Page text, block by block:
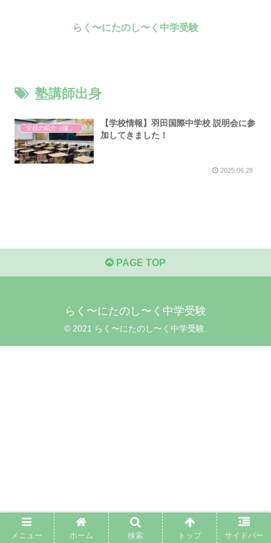
らく〜にたのし〜く中学受験
塾講師出身
【学校情報】羽田国際中学校 説明会に参
加してきました！
2025.06.28
PAGE TOP
らく〜にたのし〜く中学受験
© 2021 らく〜にたのし〜く中学受験.
メニュー ホーム 検索 トップ サイドバー